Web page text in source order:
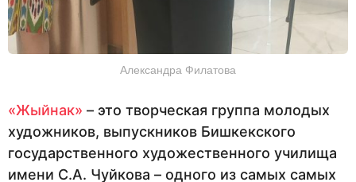
Александра Филатова
«Жыйнак» – это творческая группа молодых
художников, выпускников Бишкекского
государственного художественного училища
имени С.А. Чуйкова – одного из самых самых